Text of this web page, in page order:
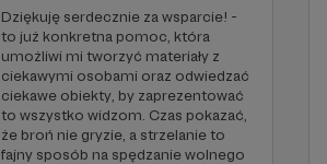
Dziękuję serdecznie za wsparcie! -
to już konkretna pomoc, która
umożliwi mi tworzyć materiały z
ciekawymi osobami oraz odwiedzać
ciekawe obiekty, by zaprezentować
to wszystko widzom. Czas pokazać,
że broń nie gryzie, a strzelanie to
fajny sposób na spędzanie wolnego